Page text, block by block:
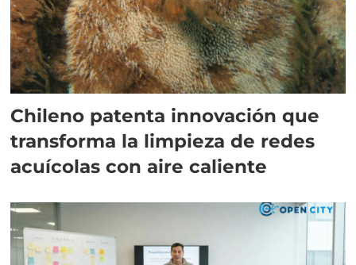
Chileno patenta innovación que
transforma la limpieza de redes
acuícolas con aire caliente